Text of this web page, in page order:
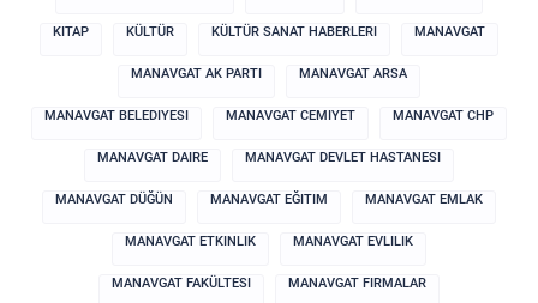
KITAP KÜLTÜR KÜLTÜR SANAT HABERLERI MANAVGAT
MANAVGAT AK PARTI MANAVGAT ARSA
MANAVGAT BELEDIYESI MANAVGAT CEMIYET MANAVGAT CHP
MANAVGAT DAIRE MANAVGAT DEVLET HASTANESI
MANAVGAT DÜĞÜN MANAVGAT EĞITIM MANAVGAT EMLAK
MANAVGAT ETKINLIK MANAVGAT EVLILIK
MANAVGAT FAKÜLTESI MANAVGAT FIRMALAR